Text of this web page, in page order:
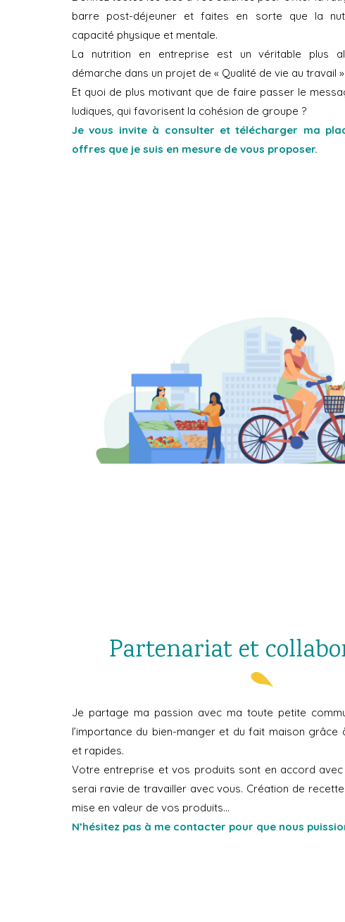
barre post-déjeuner et faites en sorte que la
capacité physique et mentale.
La nutrition en entreprise est un véritable plus
démarche dans un projet de « Qualité de vie au travail ».
Et quoi de plus motivant que de faire passer le
ludiques, qui favorisent la cohésion de groupe ?
Je vous invite à consulter et télécharger ma
offres que je suis en mesure de vous proposer.
Partenariat et
Je partage ma passion avec ma toute petite
l’importance du bien-manger et du fait maison
et rapides.
Votre entreprise et vos produits sont en accord
serai ravie de travailler avec vous. Création de
mise en valeur de vos produits…
N’hésitez pas à me contacter pour que nous